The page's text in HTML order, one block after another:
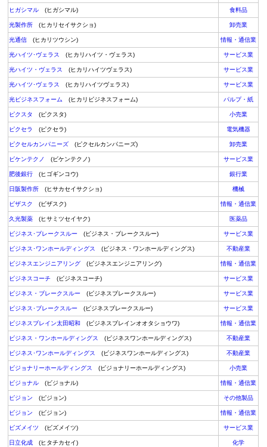
ヒガシマル (ヒガシマル) 食料品
光製作所 (ヒカリセイサクショ) 卸売業
光通信 (ヒカリツウシン) 情報・通信業
光ハイツ･ヴェラス (ヒカリハイツ・ヴェラス) サービス業
光ハイツ・ヴェラス (ヒカリハイツヴェラス) サービス業
光ハイツ･ヴェラス (ヒカリハイツヴェラス) サービス業
光ビジネスフォーム (ヒカリビジネスフォーム) パルプ・紙
ピクスタ (ピクスタ) 小売業
ピクセラ (ピクセラ) 電気機器
ピクセルカンパニーズ (ピクセルカンパニーズ) 卸売業
ビケンテクノ (ビケンテクノ) サービス業
肥後銀行 (ヒゴギンコウ) 銀行業
日阪製作所 (ヒサカセイサクショ) 機械
ビザスク (ビザスク) 情報・通信業
久光製薬 (ヒサミツセイヤク) 医薬品
ビジネス･ブレークスルー (ビジネス・ブレークスルー) サービス業
ビジネス･ワンホールディングス (ビジネス・ワンホールディングス) 不動産業
ビジネスエンジニアリング (ビジネスエンジニアリング) 情報・通信業
ビジネスコーチ (ビジネスコーチ) サービス業
ビジネス・ブレークスルー (ビジネスブレークスルー) サービス業
ビジネス･ブレークスルー (ビジネスブレークスルー) サービス業
ビジネスブレイン太田昭和 (ビジネスブレインオオタショウワ) 情報・通信業
ビジネス・ワンホールディングス (ビジネスワンホールディングス) 不動産業
ビジネス･ワンホールディングス (ビジネスワンホールディングス) 不動産業
ビジョナリーホールディングス (ビジョナリーホールディングス) 小売業
ビジョナル (ビジョナル) 情報・通信業
ピジョン (ピジョン) その他製品
ビジョン (ビジョン) 情報・通信業
ビズメイツ (ビズメイツ) サービス業
日立化成 (ヒタチカセイ) 化学